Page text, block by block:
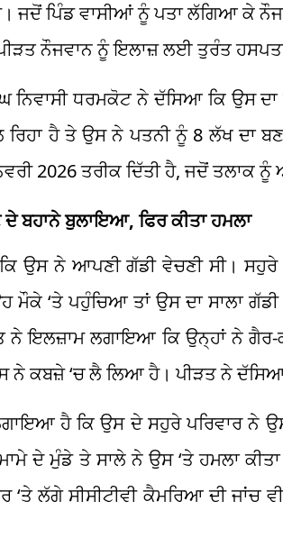
ਜਦੋਂ ਪਿੰਡ ਵਾਸੀਆਂ ਨੂੰ ਪਤਾ ਲੱਗਿਆ ਕੇ
ਨੌਜਵਾਨ ਨੂੰ ਇਲਾਜ਼ ਲਈ ਤੁਰੰਤ
ਨਿਵਾਸੀ ਧਰਮਕੋਟ ਨੇ ਦੱਸਿਆ ਕਿ ਉਸ
ਰਿਹਾ ਹੈ ਤੇ ਉਸ ਨੇ ਪਤਨੀ ਨੂੰ 8 ਲੱਖ ਦਾ
2026 ਤਰੀਕ ਦਿੱਤੀ ਹੈ, ਜਦੋਂ ਤਲਾਕ ਨੂੰ
ਬਹਾਨੇ ਬੁਲਾਇਆ, ਫਿਰ ਕੀਤਾ ਹਮਲਾ
ਉਸ ਨੇ ਆਪਣੀ ਗੱਡੀ ਵੇਚਣੀ ਸੀ।
‘ਤੇ ਪਹੁੰਚਿਆ ਤਾਂ ਉਸ ਦਾ ਸਾਲਾ
ਇਲਜ਼ਾਮ ਲਗਾਇਆ ਕਿ ਉਨ੍ਹਾਂ ਨੇ ਗੈਰ-
ਨੇ ਕਬਜ਼ੇ ‘ਚ ਲੈ ਲਿਆ ਹੈ। ਪੀੜਤ ਨੇ
ਹੈ ਕਿ ਉਸ ਦੇ ਸਹੁਰੇ ਪਰਿਵਾਰ ਨੇ ਉਸ
ਦੇ ਮੁੰਡੇ ਤੇ ਸਾਲੇ ਨੇ ਉਸ ‘ਤੇ ਹਮਲਾ
‘ਤੇ ਲੱਗੇ ਸੀਸੀਟੀਵੀ ਕੈਮਰਿਆ ਦੀ ਜਾਂਚ